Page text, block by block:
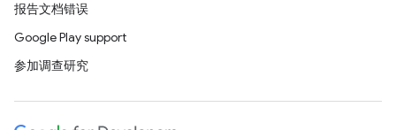
报告文档错误
Google Play support
参加调查研究